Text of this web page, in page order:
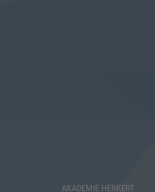
AKADEMIE HERKERT